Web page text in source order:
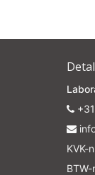
KVK-